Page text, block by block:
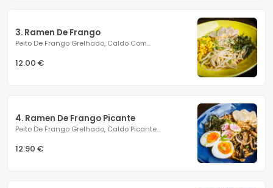
3. Ramen De Frango
Peito De Frango Grelhado, Caldo Com...
12.00 €
4. Ramen De Frango Picante
Peito De Frango Grelhado, Caldo Picante...
12.90 €